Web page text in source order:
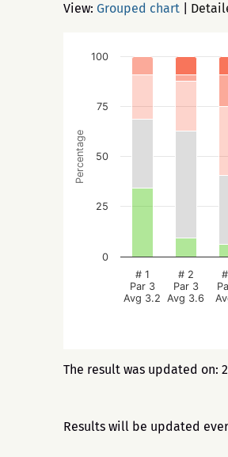
View: Grouped chart
Percentage
# 1
Par 3
Avg 3.2
# 2
Par 3
Avg 3.6
0
25
50
75
100
The result was updated on:
Results will be updated